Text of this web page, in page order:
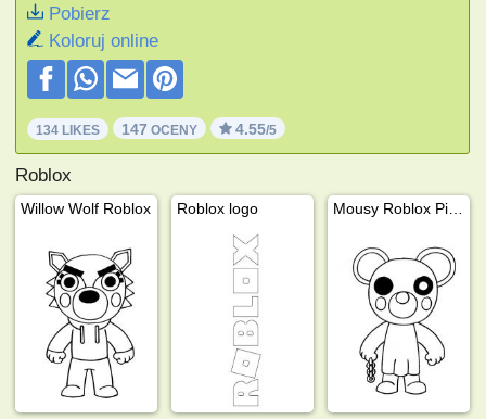
Pobierz
Koloruj online
134 LIKES 147 OCENY 4.55/5
Roblox
Willow Wolf Roblox Roblox logo